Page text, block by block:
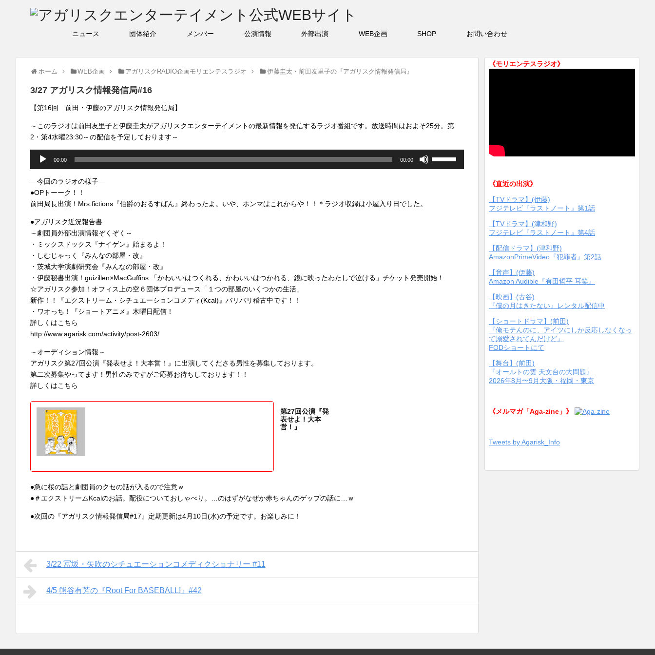
ニュース 団体紹介 メンバー 公演情報 外部出演 WEB企画 SHOP お問い合わせ
ホーム WEB企画 アガリスクRADIO企画モリエンテスラジオ 伊藤圭太・前田友里子の『アガリスク情報発信局』
3/27 アガリスク情報発信局#16
【第16回 前田・伊藤のアガリスク情報発信局】
～このラジオは前田友里子と伊藤圭太がアガリスクエンターテイメントの最新情報を発信するラジオ番組です。放送時間はおよそ25分。第
2・第4水曜23:30～の配信を予定しております～
レ
ー
ー
00:00 00:00
矢
―今回のラジオの様子―
●OPトーーク！！
前田局長出演！Mrs.fictions『伯爵のおるすばん』終わったよ。いや、ホンマはこれからや！！＊ラジオ収録は小屋入り日でした。
●アガリスク近況報告書
～劇団員外部出演情報ぞくぞく～
・ミックスドックス『ナイゲン』始まるよ！
・しむじゃっく『みんなの部屋・改』
・茨城大学演劇研究会『みんなの部屋・改』
・伊藤秘書出演！guizillen×MacGuffins 「かわいいはつくれる、かわいいはつかれる、鏡に映ったわたしで泣ける」チケット発売開始！
☆アガリスク参加！オフィス上の空６団体プロデュース「１つの部屋のいくつかの生活」
新作！！『エクストリーム・シチュエーションコメディ(Kcal)』バリバリ稽古中です！！
・ワオっち！『ショートアニメ』木曜日配信！
詳しくはこちら
http://www.agarisk.com/activity/post-2603/
～オーディション情報～
アガリスク第27回公演『発表せよ！大本営！』に出演してくださる男性を募集しております。
第二次募集やってます！男性のみですがご応募お待ちしております！！
詳しくはこちら
第27回公演『発
表せよ！大本
営！』
リスク流戦争コメディ『発表せよ！大本営！』。 隠蔽・誤報・無茶苦茶な言い換えな
●急に桜の話と劇団員のクセの話が入るので注意ｗ
●＃エクストリームKcalのお話。配役についておしゃべり。…のはずがなぜか赤ちゃんのゲップの話に…ｗ
●次回の『アガリスク情報発信局#17』定期更新は4月10日(水)の予定です。お楽しみに！
3/22 冨坂・矢吹のシチュエーションコメディクショナリー #11
4/5 熊谷有芳の『Root For BASEBALL!』#42
《モリエンテスラジオ》
《直近の出演》
【TVドラマ】(伊藤)
フジテレビ『ラストノート』第1話
【TVドラマ】(津和野)
フジテレビ『ラストノート』第4話
【配信ドラマ】(津和野)
AmazonPrimeVideo『犯罪者』第2話
【音声】(伊藤)
Amazon Audible『有田哲平 耳笑』
【映画】(古谷)
『僕の月はきたない』レンタル配信中
【ショートドラマ】(前田)
『俺モテんのに、アイツにしか反応しなくなっ
て溺愛されてんだけど』
FODショートにて
【舞台】(前田)
『オールトの雲 天文台の大問題』
2026年8月〜9月大阪・福岡・東京
《メルマガ「Aga-zine」》
Tweets by Agarisk_Info